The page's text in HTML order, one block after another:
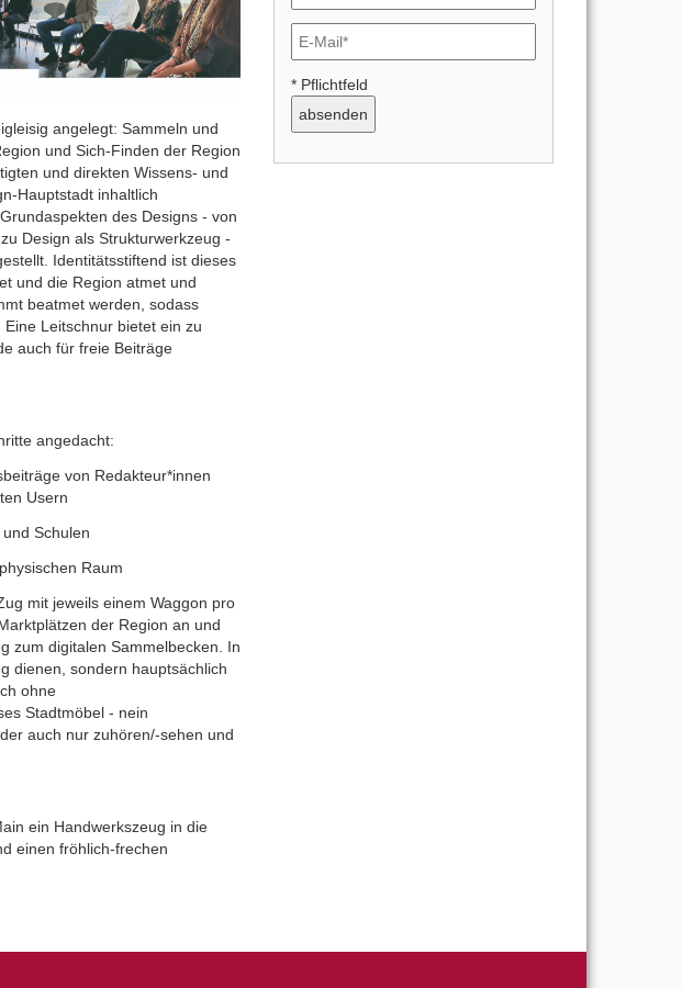
angelegt: Sammeln und
und Sich-Finden der Region
und direkten Wissens- und
Hauptstadt inhaltlich
des Designs - von
Design als Strukturwerkzeug -
Identitätsstiftend ist dieses
und die Region atmet und
beatmet werden, sodass
Leitschnur bietet ein zu
auch für freie Beiträge
angedacht:
von Redakteur*innen
Usern
Schulen
Raum
mit jeweils einem Waggon pro
der Region an und
zum digitalen Sammelbecken. In
dienen, sondern hauptsächlich
ohne
Stadtmöbel - nein
auch nur zuhören/-sehen und
ein Handwerkszeug in die
einen fröhlich-frechen
* Pflichtfeld